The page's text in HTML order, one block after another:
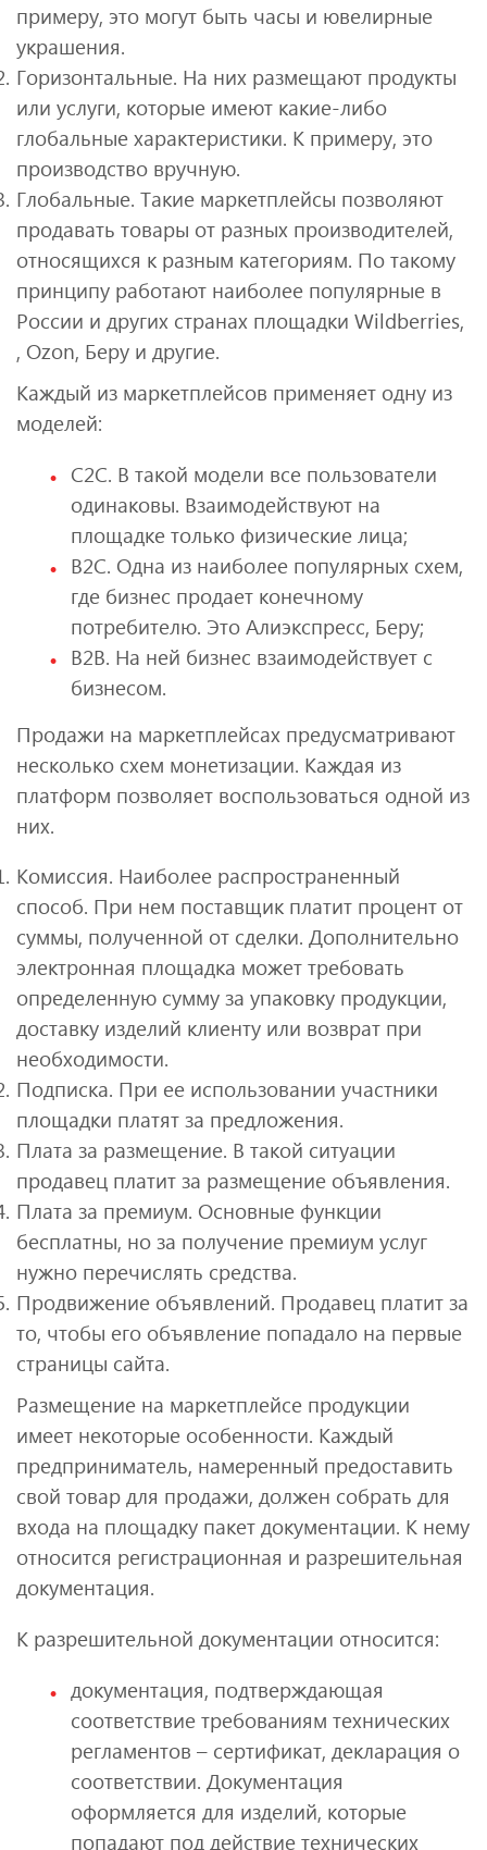
примеру, это могут быть часы и ювелирные
украшения.
Горизонтальные. На них размещают продукты
или услуги, которые имеют какие-либо
глобальные характеристики. К примеру, это
производство вручную.
Глобальные. Такие маркетплейсы позволяют
продавать товары от разных производителей,
относящихся к разным категориям. По такому
принципу работают наиболее популярные в
России и других странах площадки Wildberries,
, Ozon, Беру и другие.
Каждый из маркетплейсов применяет одну из
моделей:
С2С. В такой модели все пользователи
одинаковы. Взаимодействуют на
площадке только физические лица;
B2C. Одна из наиболее популярных схем,
где бизнес продает конечному
потребителю. Это Алиэкспресс, Беру;
B2B. На ней бизнес взаимодействует с
бизнесом.
Продажи на маркетплейсах предусматривают
несколько схем монетизации. Каждая из
платформ позволяет воспользоваться одной из
них.
Комиссия. Наиболее распространенный
способ. При нем поставщик платит процент от
суммы, полученной от сделки. Дополнительно
электронная площадка может требовать
определенную сумму за упаковку продукции,
доставку изделий клиенту или возврат при
необходимости.
Подписка. При ее использовании участники
площадки платят за предложения.
Плата за размещение. В такой ситуации
продавец платит за размещение объявления.
Плата за премиум. Основные функции
бесплатны, но за получение премиум услуг
нужно перечислять средства.
Продвижение объявлений. Продавец платит за
то, чтобы его объявление попадало на первые
страницы сайта.
Размещение на маркетплейсе продукции
имеет некоторые особенности. Каждый
предприниматель, намеренный предоставить
свой товар для продажи, должен собрать для
входа на площадку пакет документации. К нему
относится регистрационная и разрешительная
документация.
К разрешительной документации относится:
документация, подтверждающая
соответствие требованиям технических
регламентов – сертификат, декларация о
соответствии. Документация
оформляется для изделий, которые
попадают под действие технических